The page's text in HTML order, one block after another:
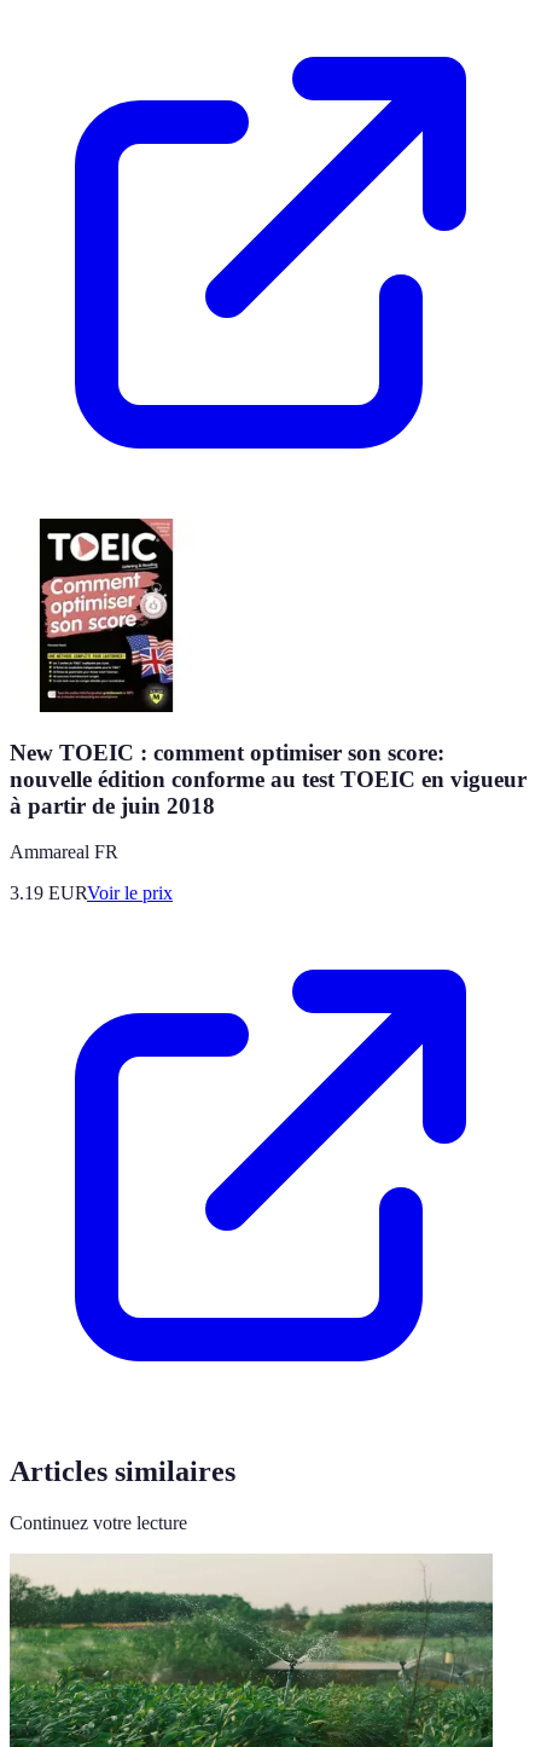
New TOEIC : comment optimiser son score:
nouvelle édition conforme au test TOEIC en vigueur
à partir de juin 2018
Ammareal FR
3.19 EURVoir le prix
Articles similaires
Continuez votre lecture